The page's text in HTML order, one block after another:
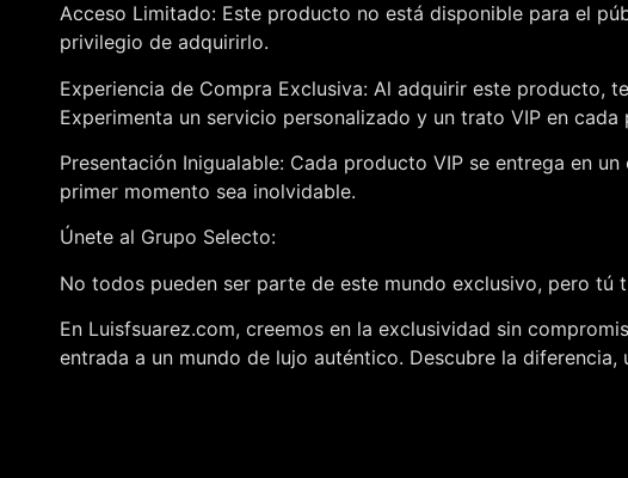
Acceso Limitado: Este producto no está disponible para el
privilegio de adquirirlo.
Experiencia de Compra Exclusiva: Al adquirir este producto,
Experimenta un servicio personalizado y un trato VIP en
Presentación Inigualable: Cada producto VIP se entrega en
primer momento sea inolvidable.
Únete al Grupo Selecto:
No todos pueden ser parte de este mundo exclusivo, pero tú
En Luisfsuarez.com, creemos en la exclusividad sin
entrada a un mundo de lujo auténtico. Descubre la